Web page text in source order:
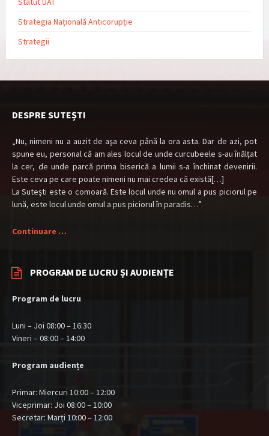
Strategia Națională Anticorupție
Strategii
DESPRE SUTEȘTI
„Nu, nimeni nu a auzit de aşa ceva până la ora asta. Dar de azi, pot
spune eu, personal că am ales locul de unde curcubeele s-au înălţat
la cer, de unde parcă prima biserică a lumii s-a închinat devenirii.
Este ceva pe care poate nimeni nu mai credea că există[…]
La Suteşti este o comoară. Este locul unde nu omul a pus piciorul pe
lună, este locul unde omul a pus piciorul în paradis…”
Continuare …
PROGRAM DE LUCRU ȘI AUDIENȚE
Program de lucru
Luni – Joi 08:00 – 16:30
Vineri – 08:00 – 14:00
Program audiențe
Primar: Miercuri 10:00 – 12:00
Viceprimar: Joi 08:00 – 10:00
Secretar: Marți 10:00 – 12:00